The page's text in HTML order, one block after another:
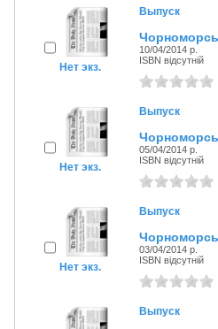
Нет экз.
Выпуск
10/04/2014 р.
ISBN відсутній
Нет экз.
Выпуск
05/04/2014 р.
ISBN відсутній
Нет экз.
Выпуск
03/04/2014 р.
ISBN відсутній
Выпуск